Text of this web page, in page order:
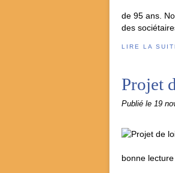
de 95 ans.
des
LIRE LA
Projet
Publié le 19
bonne